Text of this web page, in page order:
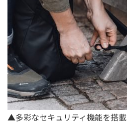
▲多彩なセキュリティ機能を搭載